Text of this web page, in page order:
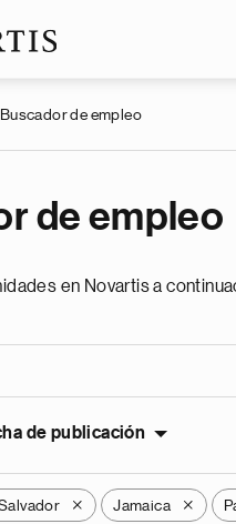
Buscador de empleo
de empleo
en Novartis a
de publicación
X Jamaica X